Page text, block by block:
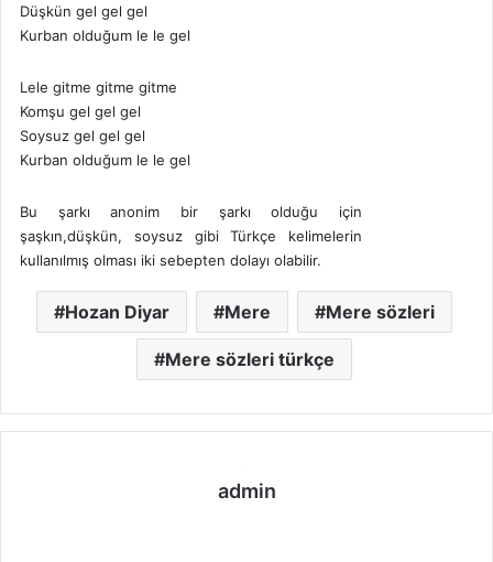
Düşkün gel gel gel
Kurban olduğum le le gel
Lele gitme gitme gitme
Komşu gel gel gel
Soysuz gel gel gel
Kurban olduğum le le gel
Bu şarkı anonim bir şarkı olduğu için
şaşkın,düşkün, soysuz gibi Türkçe kelimelerin
kullanılmış olması iki sebepten dolayı olabilir.
Hozan Diyar Mere Mere sözleri
Mere sözleri türkçe
admin